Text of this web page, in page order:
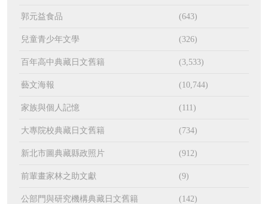
郭元益食品 (643)
兒童青少年文學 (326)
百年高中典藏日文舊籍 (3,533)
藝文海報 (10,744)
家族與個人記憶 (111)
大專院校典藏日文舊籍 (734)
新北市圖典藏縣政照片 (912)
前輩畫家林之助文獻 (9)
公部門與研究機構典藏日文舊籍 (142)